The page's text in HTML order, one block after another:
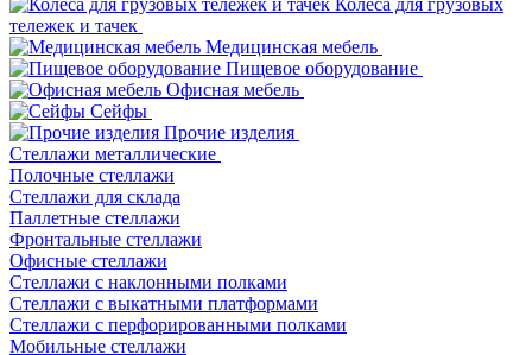
Колеса для грузовых
тележек и тачек
Медицинская мебель
Пищевое оборудование
Офисная мебель
Сейфы
Прочие изделия
Стеллажи металлические
Полочные стеллажи
Стеллажи для склада
Паллетные стеллажи
Фронтальные стеллажи
Офисные стеллажи
Стеллажи с наклонными полками
Стеллажи с выкатными платформами
Стеллажи с перфорированными полками
Мобильные стеллажи